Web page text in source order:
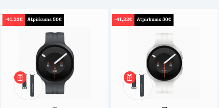
-41,32€ Atpirkums 50€ -41,33€ Atpirkums 50€